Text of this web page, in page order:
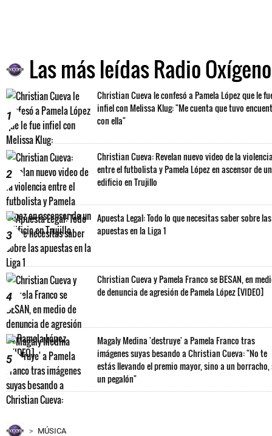
Las más leídas Radio Oxígeno
1
Christian Cueva le confesó a Pamela López que le
infiel con Melissa Klug: "Me cuenta que tuvo
con ella"
2
Christian Cueva: Revelan nuevo video de la
entre el futbolista y Pamela López en ascensor de un
edificio en Trujillo
3
Apuesta Legal: Todo lo que necesitas saber sobre las
apuestas en la Liga 1
4
Christian Cueva y Pamela Franco se BESAN, en
de denuncia de agresión de Pamela López [VIDEO]
5
Magaly Medina 'destruye' a Pamela Franco tras
imágenes suyas besando a Christian Cueva: "No te
estás llevando el premio mayor, sino a un borracho,
un pegalón"
MÚSICA